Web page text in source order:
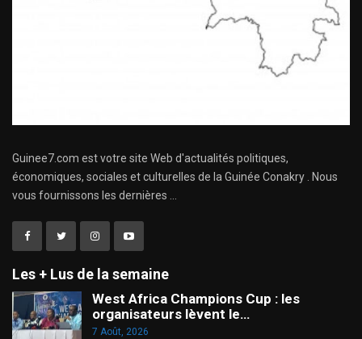
Guinee7.com est votre site Web d'actualités politiques,
économiques, sociales et culturelles de la Guinée Conakry . Nous
vous fournissons les dernières ...
Les + Lus de la semaine
West Africa Champions Cup : les
organisateurs lèvent le…
7 Août, 2026